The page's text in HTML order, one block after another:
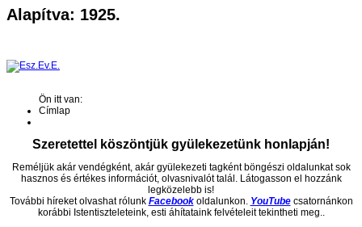
Alapítva: 1925.
Ön itt van:
Címlap
Szeretettel köszöntjük gyülekezetünk honlapján!
Reméljük akár vendégként, akár gyülekezeti tagként böngészi oldalunkat sok
hasznos és értékes információt, olvasnivalót talál. Látogasson el hozzánk
legközelebb is!
További híreket olvashat rólunk Facebookoldalunkon. YouTubecsatornánkon
korábbi Istentiszteleteink, esti áhítataink felvételeit tekintheti meg..